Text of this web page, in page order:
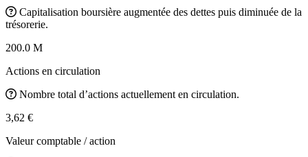
Capitalisation boursière augmentée des dettes puis diminuée de la
trésorerie.
200.0 M
Actions en circulation
Nombre total d’actions actuellement en circulation.
3,62 €
Valeur comptable / action